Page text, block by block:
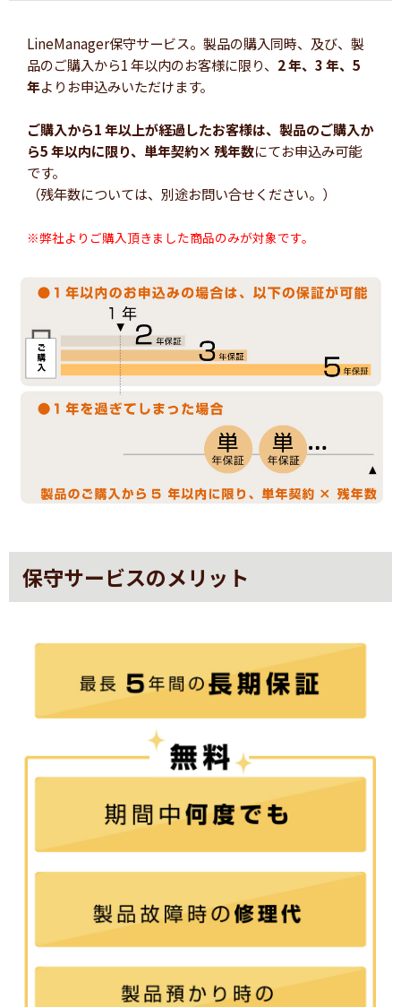
LineManager保守サービス。製品の購入同時、及び、製
品のご購入から1 年以内のお客様に限り、 2 年、3 年、5
年よりお申込みいただけます。
ご購入から1 年以上が経過したお客様は、製品のご購入か
ら5 年以内に限り、単年契約× 残年数にてお申込み可能
です。
（残年数については、別途お問い合せください。）
※弊社よりご購入頂きました商品のみが対象です。
保守サービスのメリット